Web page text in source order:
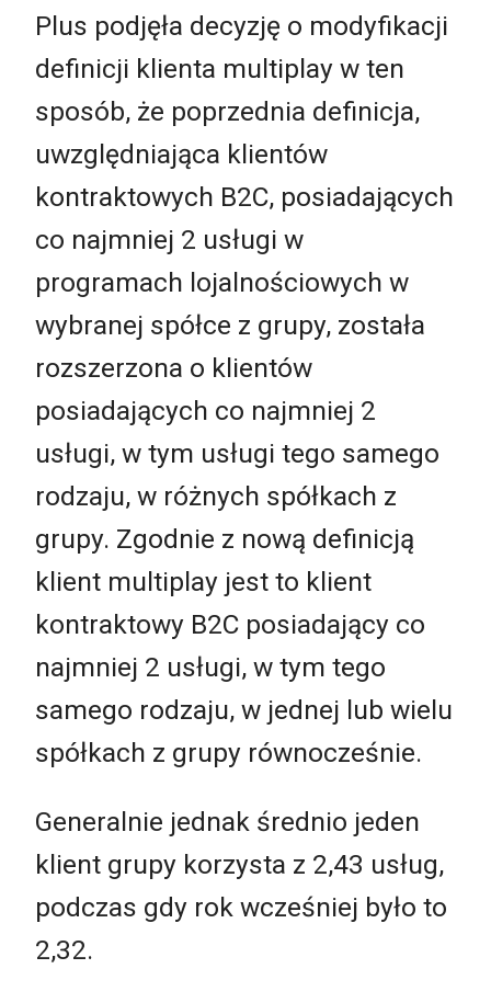
Plus podjęła decyzję o modyfikacji
definicji klienta multiplay w ten
sposób, że poprzednia definicja,
uwzględniająca klientów
kontraktowych B2C, posiadających
co najmniej 2 usługi w
programach lojalnościowych w
wybranej spółce z grupy, została
rozszerzona o klientów
posiadających co najmniej 2
usługi, w tym usługi tego samego
rodzaju, w różnych spółkach z
grupy. Zgodnie z nową definicją
klient multiplay jest to klient
kontraktowy B2C posiadający co
najmniej 2 usługi, w tym tego
samego rodzaju, w jednej lub wielu
spółkach z grupy równocześnie.
Generalnie jednak średnio jeden
klient grupy korzysta z 2,43 usług,
podczas gdy rok wcześniej było to
2,32.